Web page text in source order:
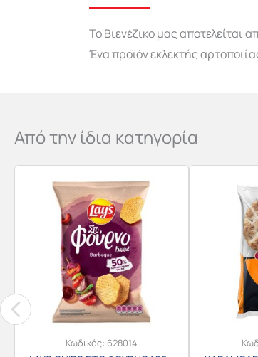
Το Βιενέζικο μας αποτελείται
Ένα προϊόν εκλεκτής
Από την ίδια κατηγορία
Κωδικός: 628014